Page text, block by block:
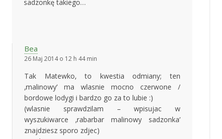
sadzonkę takiego…
Bea
26 Maj 2014 o 12 h 44 min
Tak Matewko, to kwestia odmiany; ten
‚malinowy’ ma wlasnie mocno czerwone /
bordowe lodygi i bardzo go za to lubie :)
(wlasnie sprawdzilam – wpisujac w
wyszukiwarce ‚rabarbar malinowy sadzonka’
znajdziesz sporo zdjec)